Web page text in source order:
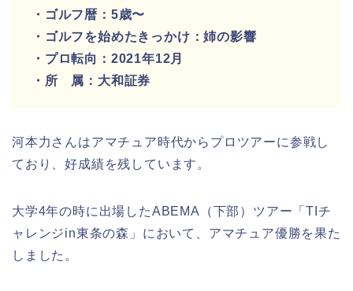
・ゴルフ暦：5歳〜
・ゴルフを始めたきっかけ：姉の影響
・プロ転向：2021年12月
・所 属：大和証券
河本力さんはアマチュア時代からプロツアーに参戦し
ており、好成績を残しています。
大学4年の時に出場したABEMA（下部）ツアー「TIチ
ャレンジin東条の森」において、アマチュア優勝を果た
しました。